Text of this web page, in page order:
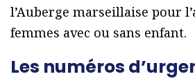
l’Auberge marseillaise pour
femmes avec ou sans enfant.
Les numéros